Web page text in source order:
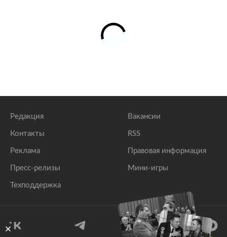
Редакция
Контакты
Реклама
Пресс-релизы
Техподдержка
Вакансии
RSS
Правовая информация
Мини-игры